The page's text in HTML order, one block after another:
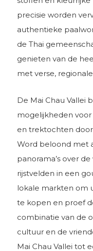
precisie worden
authentieke
de Thai
genieten van de
met verse,
De Mai Chau Vallei
mogelijkheden
en trektochten
Word beloond met
panorama’s over
rijstvelden in een
lokale markten om
te kopen en proef
combinatie van de
cultuur en de
Mai Chau Vallei tot